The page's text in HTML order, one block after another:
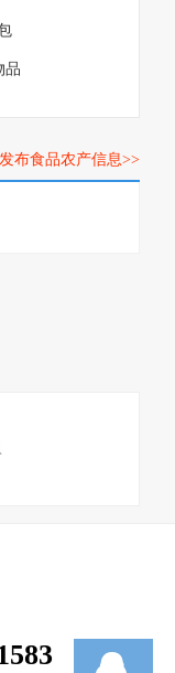
品
布食品农产信息>>